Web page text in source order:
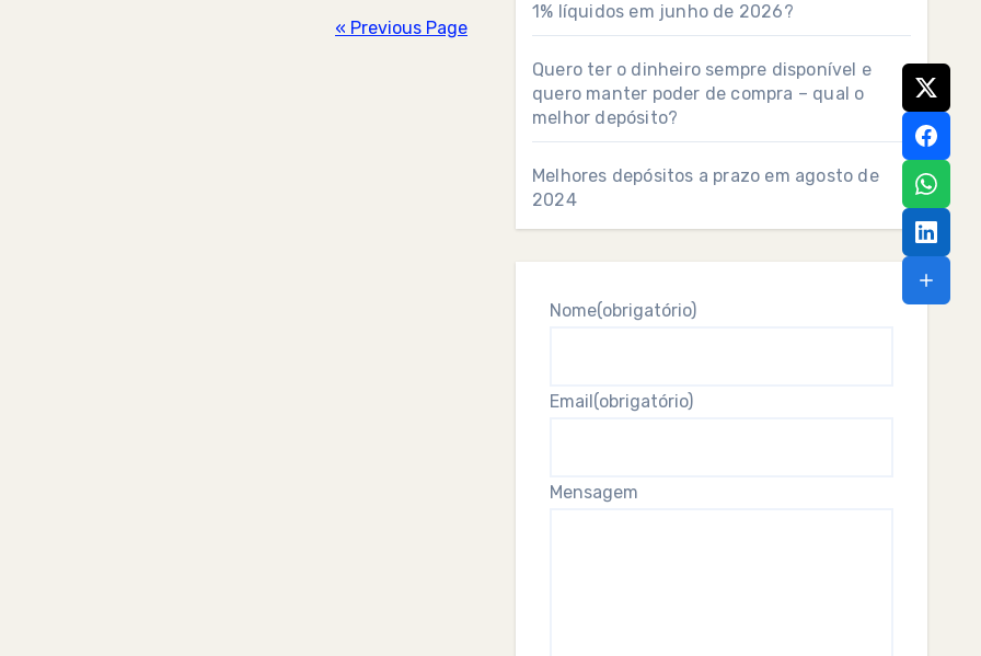
« Previous Page
1% líquidos em junho de 2026?
Quero ter o dinheiro sempre disponível e
quero manter poder de compra – qual o
melhor depósito?
Melhores depósitos a prazo em agosto de
2024
Nome(obrigatório)
Email(obrigatório)
Mensagem